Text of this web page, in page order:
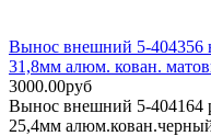
Вынос внешний 5-404356
31,8мм алюм. кован.
3000.00руб
Вынос внешний 5-404164
25,4мм